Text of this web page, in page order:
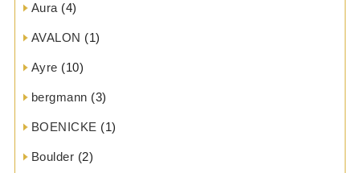
Aura (4)
AVALON (1)
Ayre (10)
bergmann (3)
BOENICKE (1)
Boulder (2)